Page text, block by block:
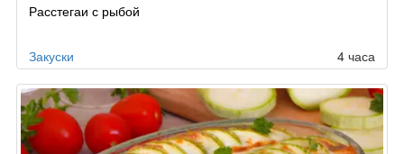
поРасстегаи с рыбой
Закуски 4 часа